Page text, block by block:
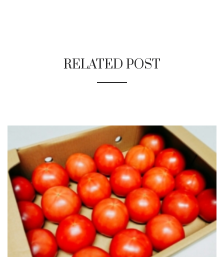
RELATED POST